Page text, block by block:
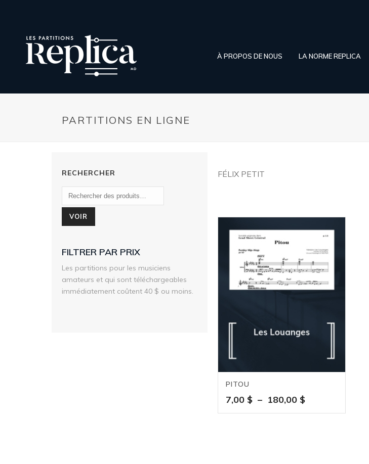
À PROPOS DE NOUS LA NORME REPLICA
PARTITIONS EN LIGNE
FÉLIX PETIT
PITOU
7,00 $ – 180,00 $Plage
de
RECHERCHER
VOIR
FILTRER PAR PRIX
Les partitions pour les musiciens
amateurs et qui sont téléchargeables
immédiatement coûtent 40 $ ou moins.